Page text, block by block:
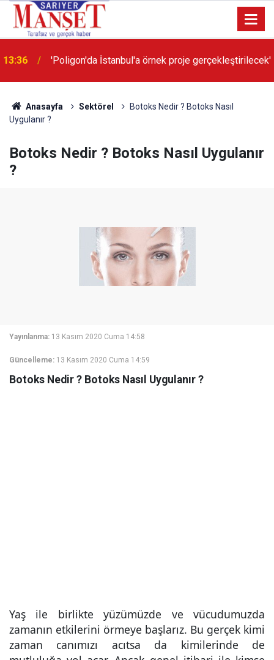
13:36 'Poligon'da İstanbul'a örnek proje gerçekleştirilecek'
Anasayfa Sektörel
Botoks Nedir ? Botoks Nasıl
Uygulanır ?
Botoks Nedir ? Botoks Nasıl Uygulanır
?
Yayınlanma: 13 Kasım 2020 Cuma 14:58
Güncelleme: 13 Kasım 2020 Cuma 14:59
Botoks Nedir ? Botoks Nasıl Uygulanır ?
Yaş ile birlikte yüzümüzde ve vücudumuzda
zamanın etkilerini örmeye başlarız. Bu gerçek kimi
zaman canımızı acıtsa da kimilerinde de